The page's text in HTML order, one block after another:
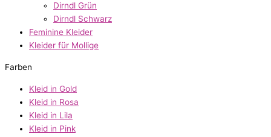
Dirndl Grün
Dirndl Schwarz
Feminine Kleider
Kleider für Mollige
Farben
Kleid in Gold
Kleid in Rosa
Kleid in Lila
Kleid in Pink